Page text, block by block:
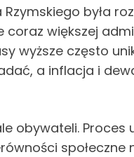
była
większej
wyższe często
a inflacja i
obywateli.